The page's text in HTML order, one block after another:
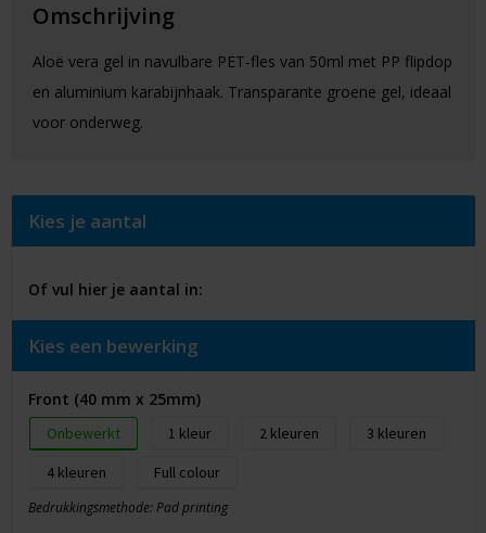
Omschrijving
Aloë vera gel in navulbare PET-fles van 50ml met PP flipdop
en aluminium karabijnhaak. Transparante groene gel, ideaal
voor onderweg.
Kies je aantal
Of vul hier je aantal in:
Kies een bewerking
Front (40 mm x 25mm)
Onbewerkt 1 2
3
4
Full colour
Bedrukkingsmethode: Pad printing